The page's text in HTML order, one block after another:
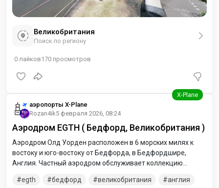
Великобритания
Поиск по региону
0 лайков170 просмотров
аэропорты X-Plane
Rozan4ik5 февраля 2026, 08:24
Аэродром EGTH ( Бедфорд, Великобритания )
Аэродром Олд Уорден расположен в 6 морских милях к
востоку и юго-востоку от Бедфорда, в Бедфордшире,
Англия. Частный аэродром обслуживает коллекцию
коллекцию старинных самолетов, автомобилей,
egth бедфорд великобритания
англия